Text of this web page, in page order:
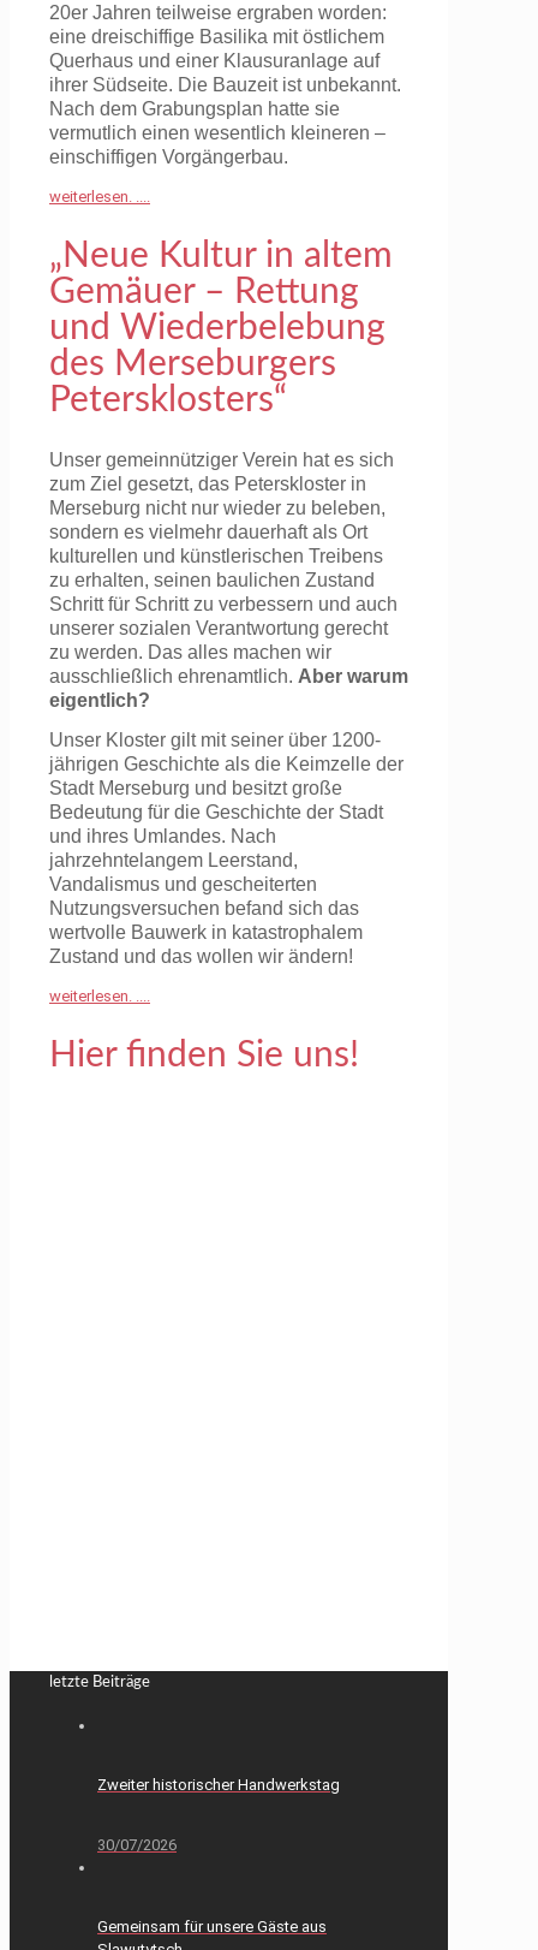
20er Jahren teilweise ergraben worden:
eine dreischiffige Basilika mit östlichem
Querhaus und einer Klausuranlage auf
ihrer Südseite. Die Bauzeit ist unbekannt.
Nach dem Grabungsplan hatte sie
vermutlich einen wesentlich kleineren –
einschiffigen Vorgängerbau.
weiterlesen. ....
„Neue Kultur in altem
Gemäuer – Rettung
und Wiederbelebung
des Merseburgers
Petersklosters“
Unser gemeinnütziger Verein hat es sich
zum Ziel gesetzt, das Peterskloster in
Merseburg nicht nur wieder zu beleben,
sondern es vielmehr dauerhaft als Ort
kulturellen und künstlerischen Treibens
zu erhalten, seinen baulichen Zustand
Schritt für Schritt zu verbessern und auch
unserer sozialen Verantwortung gerecht
zu werden. Das alles machen wir
ausschließlich ehrenamtlich. Aber warum
eigentlich?
Unser Kloster gilt mit seiner über 1200-
jährigen Geschichte als die Keimzelle der
Stadt Merseburg und besitzt große
Bedeutung für die Geschichte der Stadt
und ihres Umlandes. Nach
jahrzehntelangem Leerstand,
Vandalismus und gescheiterten
Nutzungsversuchen befand sich das
wertvolle Bauwerk in katastrophalem
Zustand und das wollen wir ändern!
weiterlesen. ....
Hier finden Sie uns!
letzte Beiträge
Zweiter historischer Handwerkstag
30/07/2026
Gemeinsam für unsere Gäste aus